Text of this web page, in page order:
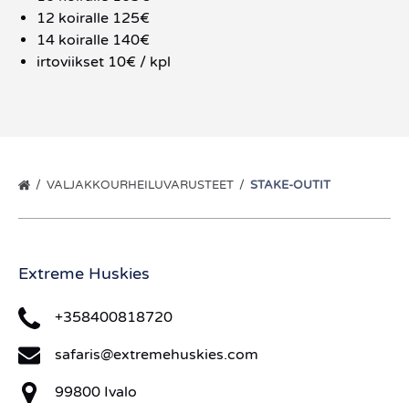
12 koiralle 125€
14 koiralle 140€
irtoviikset 10€ / kpl
VALJAKKOURHEILUVARUSTEET STAKE-OUTIT
Extreme Huskies
+358400818720
safaris@extremehuskies.com
99800 Ivalo